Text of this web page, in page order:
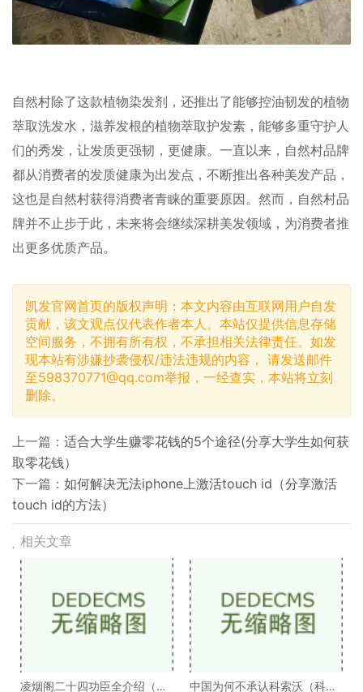
自然村除了这款植物染发剂，还推出了能够控油韧发的植物
萃取洗发水，滋养发根的植物萃取护发素，能够多重守护人
们的秀发，让发质更强韧，更健康。一直以来，自然村品牌
都从消费者的发质健康为出发点，不断推出各种美发产品，
这也是自然村获得消费者青睐的重要原因。然而，自然村品
牌并不止步于此，未来将会继续深耕美发领域，为消费者推
出更多优质产品。
凯发官网首页的版权声明：本文内容由互联网用户自发
贡献，该文观点仅代表作者本人。本站仅提供信息存储
空间服务，不拥有所有权，不承担相关法律责任。如发
现本站有涉嫌抄袭侵权/违法违规的内容， 请发送邮件
至598370771@qq.com举报，一经查实，本站将立刻
删除。
上一篇： 适合大学生赚零花钱的5个途径(分享大学生如何获
取零花钱）
下一篇： 如何解决无法iphone上激活touch id（分享激活
touch id的方法）
相关文章
凌烟阁二十四功臣全介绍（凌
中国为何不承认科索沃（科索